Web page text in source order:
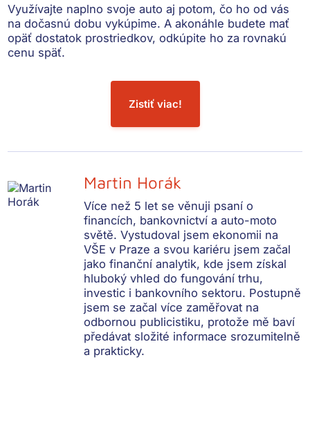
Využívajte naplno svoje auto aj potom, čo ho od vás
na dočasnú dobu vykúpime. A akonáhle budete mať
opäť dostatok prostriedkov, odkúpite ho za rovnakú
cenu späť.
Zistiť viac!
Martin Horák
Více než 5 let se věnuji psaní o
financích, bankovnictví a auto-moto
světě. Vystudoval jsem ekonomii na
VŠE v Praze a svou kariéru jsem začal
jako finanční analytik, kde jsem získal
hluboký vhled do fungování trhu,
investic i bankovního sektoru. Postupně
jsem se začal více zaměřovat na
odbornou publicistiku, protože mě baví
předávat složité informace srozumitelně
a prakticky.